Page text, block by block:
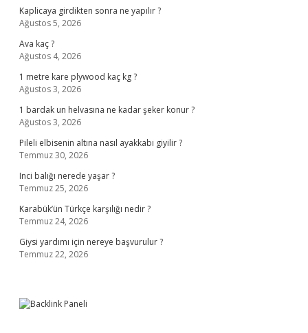
Kaplicaya girdikten sonra ne yapılır ?
Ağustos 5, 2026
Ava kaç ?
Ağustos 4, 2026
1 metre kare plywood kaç kg ?
Ağustos 3, 2026
1 bardak un helvasına ne kadar şeker konur ?
Ağustos 3, 2026
Pileli elbisenin altına nasıl ayakkabı giyilir ?
Temmuz 30, 2026
Inci balığı nerede yaşar ?
Temmuz 25, 2026
Karabük’ün Türkçe karşılığı nedir ?
Temmuz 24, 2026
Giysi yardımı için nereye başvurulur ?
Temmuz 22, 2026